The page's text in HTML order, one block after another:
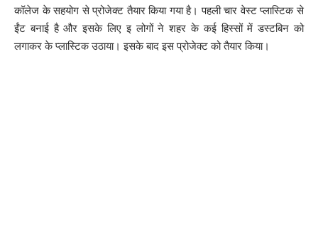
कॉलेज के सहयोग से प्रोजेक्ट तैयार किया गया है। पहली चार वेस्ट प्लास्टिक से
ईंट बनाई है और इसके लिए इ लोगों ने शहर के कई हिस्सों में डस्टबिन को
लगाकर के प्लास्टिक उठाया। इसके बाद इस प्रोजेक्ट को तैयार किया।